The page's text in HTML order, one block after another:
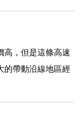
高，但是這條高速
的帶動沿線地區經